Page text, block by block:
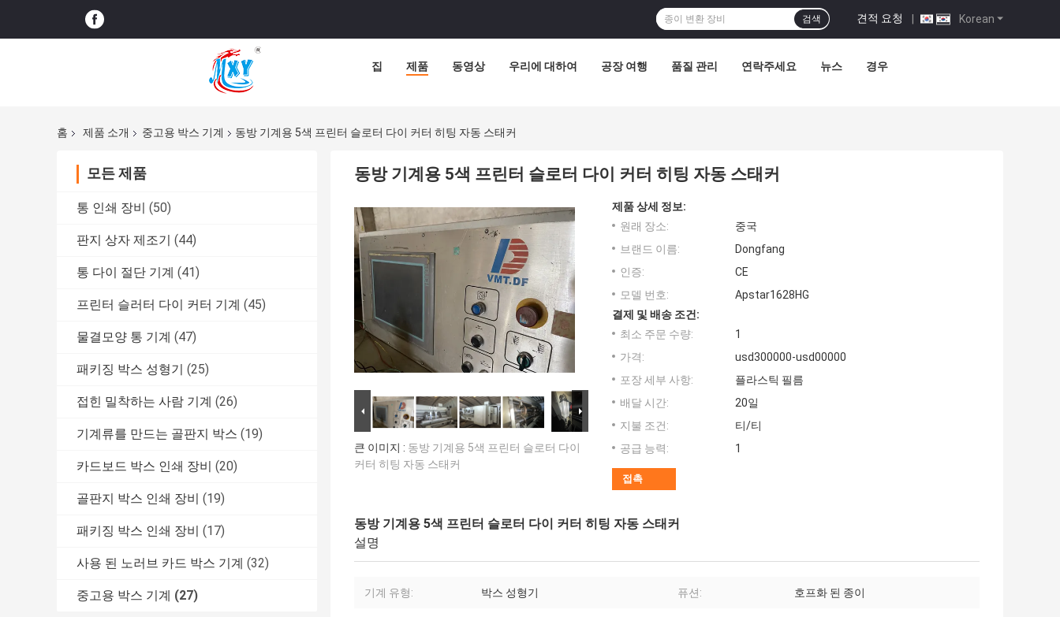
Korean
견적 요청 |
검색
집 제품 동영상 우리에 대하여 공장 여행 품질 관리 연락주세요 뉴스 경우
홈 제품 소개 중고용 박스 기계 동방 기계용 5색 프린터 슬로터 다이 커터 히팅 자동 스태커
모든 제품
통 인쇄 장비 (50)
판지 상자 제조기 (44)
통 다이 절단 기계 (41)
프린터 슬러터 다이 커터 기계 (45)
물결모양 통 기계 (47)
패키징 박스 성형기 (25)
접힌 밀착하는 사람 기계 (26)
기계류를 만드는 골판지 박스 (19)
카드보드 박스 인쇄 장비 (20)
골판지 박스 인쇄 장비 (19)
패키징 박스 인쇄 장비 (17)
사용 된 노러브 카드 박스 기계 (32)
중고용 박스 기계 (27)
동방 기계용 5색 프린터 슬로터 다이 커터 히팅 자동 스태커
큰 이미지 : 동방 기계용 5색 프린터 슬로터 다이
커터 히팅 자동 스태커
제품 상세 정보:
원래 장소:
중국
브랜드 이름:
Dongfang
인증:
CE
모델 번호:
Apstar1628HG
결제 및 배송 조건:
최소 주문 수량:
1
가격:
usd300000-usd00000
포장 세부 사항:
플라스틱 필름
배달 시간:
20일
지불 조건:
티/티
공급 능력:
1
접촉
동방 기계용 5색 프린터 슬로터 다이 커터 히팅 자동 스태커
설명
기계 유형: 박스 성형기 퓨션: 호프화 된 종이